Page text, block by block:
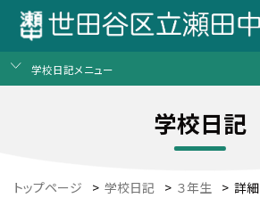
学校日記メニュー
学校日記
トップページ > 学校日記 > ３年生 > 詳細